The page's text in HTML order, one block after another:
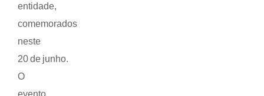
entidade,
comemorados
neste
20 de junho.
O
evento